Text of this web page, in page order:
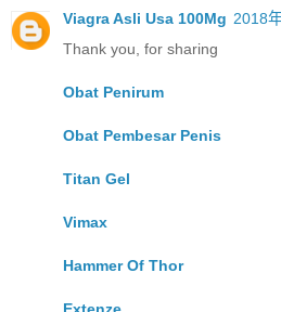
Viagra Asli Usa 100Mg 2018
Thank you, for sharing
Obat Penirum
Obat Pembesar Penis
Titan Gel
Vimax
Hammer Of Thor